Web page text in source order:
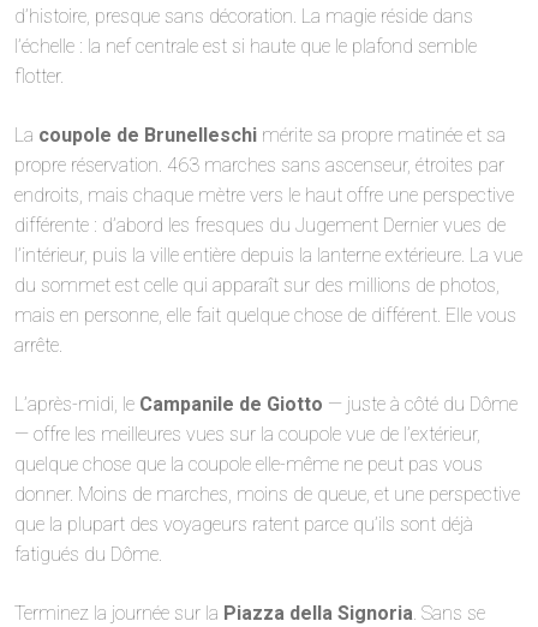
d’histoire, presque sans décoration. La magie réside dans
l’échelle : la nef centrale est si haute que le plafond semble
flotter.
La coupole de Brunelleschi mérite sa propre matinée et sa
propre réservation. 463 marches sans ascenseur, étroites par
endroits, mais chaque mètre vers le haut offre une perspective
différente : d’abord les fresques du Jugement Dernier vues de
l’intérieur, puis la ville entière depuis la lanterne extérieure. La vue
du sommet est celle qui apparaît sur des millions de photos,
mais en personne, elle fait quelque chose de différent. Elle vous
arrête.
L’après-midi, le Campanile de Giotto — juste à côté du Dôme
— offre les meilleures vues sur la coupole vue de l’extérieur,
quelque chose que la coupole elle-même ne peut pas vous
donner. Moins de marches, moins de queue, et une perspective
que la plupart des voyageurs ratent parce qu’ils sont déjà
fatigués du Dôme.
Terminez la journée sur la Piazza della Signoria. Sans se